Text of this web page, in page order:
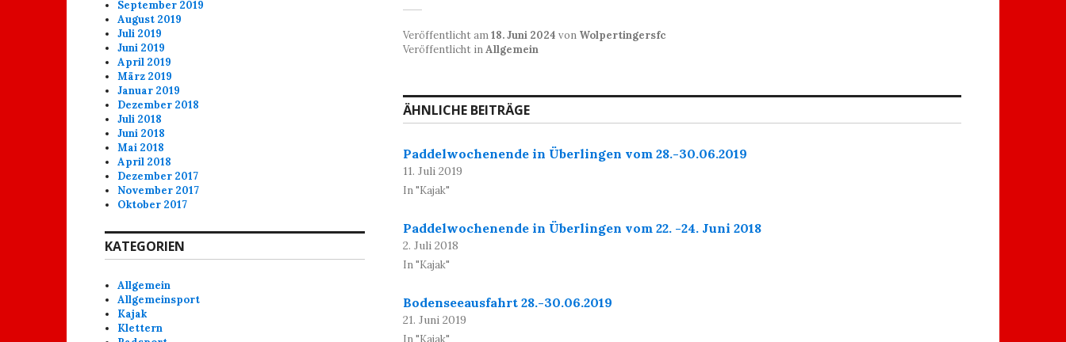
Veröffentlicht am18. Juni 2024 von Wolpertingersfc
Veröffentlicht inAllgemein
ÄHNLICHE BEITRÄGE
Paddelwochenende in Überlingen vom 28.-30.06.2019
11. Juli 2019
In "Kajak"
Paddelwochenende in Überlingen vom 22. -24. Juni 2018
2. Juli 2018
In "Kajak"
Bodenseeausfahrt 28.-30.06.2019
21. Juni 2019
September 2019
August 2019
Juli 2019
Juni 2019
April 2019
März 2019
Januar 2019
Dezember 2018
Juli 2018
Juni 2018
Mai 2018
April 2018
Dezember 2017
November 2017
Oktober 2017
KATEGORIEN
Allgemein
Allgemeinsport
Kajak
Klettern